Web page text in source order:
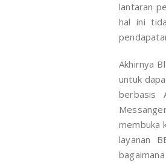
lantaran
hal ini
Akhirnya
untuk
berbasis
membuka
layanan